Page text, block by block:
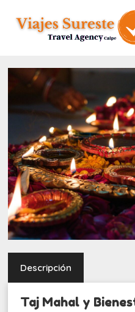
Descripción
Taj Mahal y